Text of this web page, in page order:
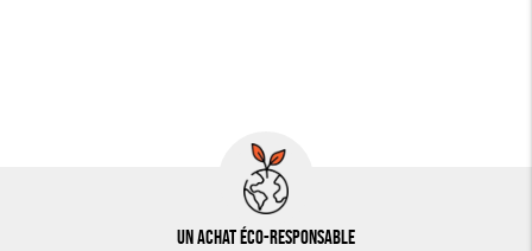
Un achat éco-responsable